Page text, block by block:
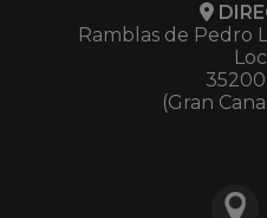
Ramblas de Pedro
(Gran